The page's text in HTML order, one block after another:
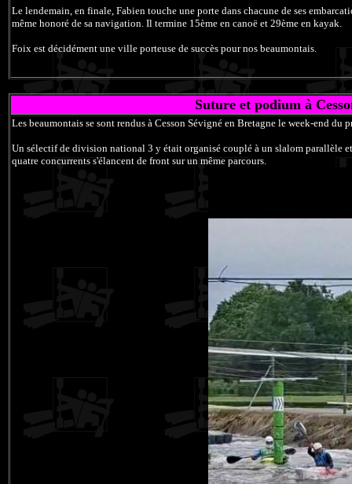
Le lendemain, en finale, Fabien touche une porte dans chacune de ses
même honoré de sa navigation. Il termine 15ème en canoë et 29ème en kayak.
Foix est décidément une ville porteuse de succès pour nos beaumontais.
Suture et podium à
Les beaumontais se sont rendus à Cesson Sévigné en Bretagne le week-end du
Un sélectif de division national 3 y était organisé couplé à un slalom parallèle
quatre concurrents s'élancent de front sur un même parcours.